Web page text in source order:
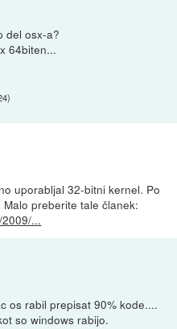
del osx-a?
64biten...
)
uporabljal 32-bitni kernel. Po
preberite tale članek:
...
os rabil prepisat 90% kode....
so windows rabijo.